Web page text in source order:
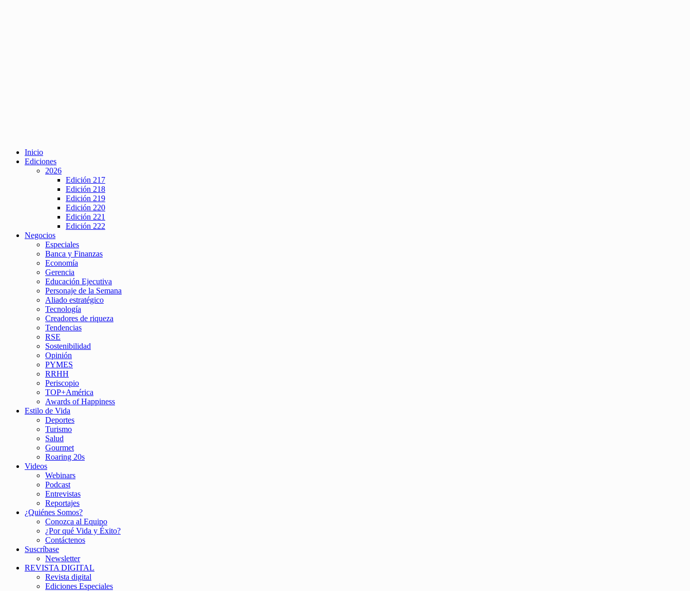
Inicio
Ediciones
2026
Edición 217
Edición 218
Edición 219
Edición 220
Edición 221
Edición 222
Negocios
Especiales
Banca y Finanzas
Economía
Gerencia
Educación Ejecutiva
Personaje de la Semana
Aliado estratégico
Tecnología
Creadores de riqueza
Tendencias
RSE
Sostenibilidad
Opinión
PYMES
RRHH
Periscopio
TOP+América
Awards of Happiness
Estilo de Vida
Deportes
Turismo
Salud
Gourmet
Roaring 20s
Videos
Webinars
Podcast
Entrevistas
Reportajes
¿Quiénes Somos?
Conozca al Equipo
¿Por qué Vida y Éxito?
Contáctenos
Suscríbase
Newsletter
REVISTA DIGITAL
Revista digital
Ediciones Especiales